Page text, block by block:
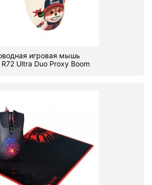
игровая мышь
Ultra Duo Proxy Boom